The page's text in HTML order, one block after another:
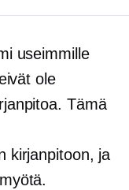
useimmille
ole
Tämä
kirjanpitoon, ja